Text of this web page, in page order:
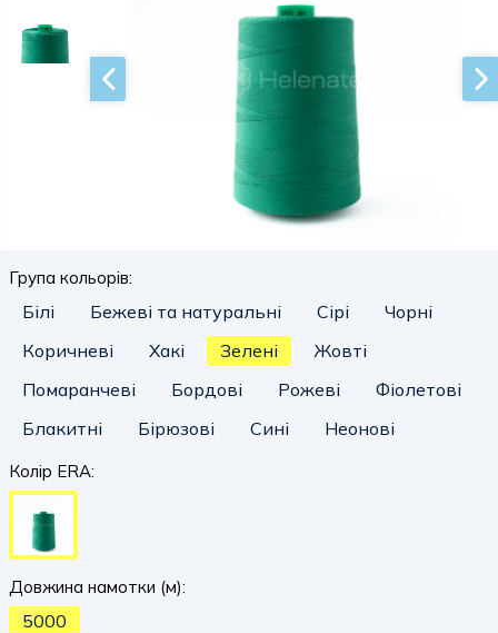
Група кольорів:
Білі Бежеві та натуральні Сірі
Чорні
Коричневі
Хакі Зелені
Жовті
Помаранчеві
Бордові Рожеві
Фіолетові
Блакитні
Бірюзові Сині Неонові
Колір ERA:
Довжина намотки (м):
5000